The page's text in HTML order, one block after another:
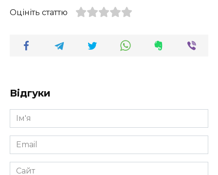
Оцініть статтю
Відгуки
Ім'я
*
Email
*
Сайт